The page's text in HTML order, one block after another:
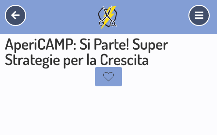
AperiCAMP: Si Parte! Super
Strategie per la Crescita